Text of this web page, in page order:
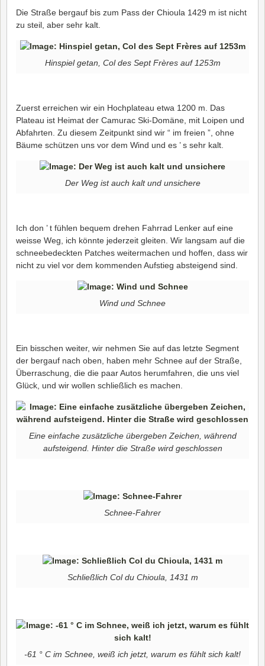
Die Straße bergauf bis zum Pass der Chioula 1429 m ist nicht
zu steil, aber sehr kalt.
Hinspiel getan, Col des Sept Frères auf 1253m
Zuerst erreichen wir ein Hochplateau etwa 1200 m. Das
Plateau ist Heimat der Camurac Ski-Domäne, mit Loipen und
Abfahrten. Zu diesem Zeitpunkt sind wir “ im freien ”, ohne
Bäume schützen uns vor dem Wind und es ’ s sehr kalt.
Der Weg ist auch kalt und unsichere
Ich don ’ t fühlen bequem drehen Fahrrad Lenker auf eine
weisse Weg, ich könnte jederzeit gleiten. Wir langsam auf die
schneebedeckten Patches weitermachen und hoffen, dass wir
nicht zu viel vor dem kommenden Aufstieg absteigend sind.
Wind und Schnee
Ein bisschen weiter, wir nehmen Sie auf das letzte Segment
der bergauf nach oben, haben mehr Schnee auf der Straße,
Überraschung, die die paar Autos herumfahren, die uns viel
Glück, und wir wollen schließlich es machen.
Eine einfache zusätzliche übergeben Zeichen, während
aufsteigend. Hinter die Straße wird geschlossen
Schnee-Fahrer
Schließlich Col du Chioula, 1431 m
-61 ° C im Schnee, weiß ich jetzt, warum es fühlt sich kalt!